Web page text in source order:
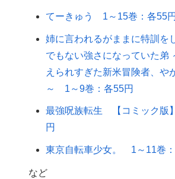
てーきゅう 1～15巻：各55円
姉に言われるがままに特訓を
でもない強さになっていた弟
えられすぎた新米冒険者、や
～ 1～9巻：各55円
最強呪族転生 【コミック版
円
東京自転車少女。 1～11巻
など